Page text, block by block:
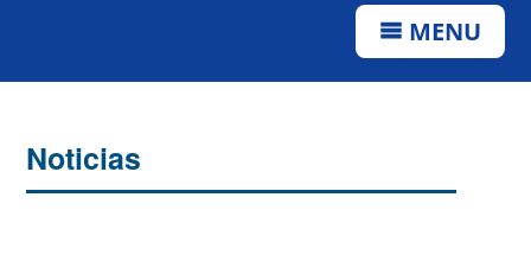
MENU
Noticias